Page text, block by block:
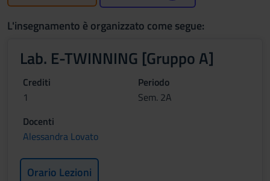
L'insegnamento è organizzato come segue:
Lab. E-TWINNING [Gruppo A]
Crediti
1
Periodo
Sem. 2A
Docenti
Alessandra Lovato
Orario Lezioni